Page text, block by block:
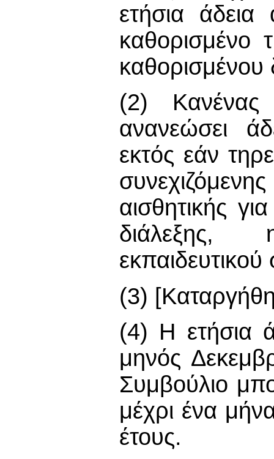
ετήσια
καθορισμένο
καθορισμένου
(2) Κανένας
ανανεώσει
εκτός εάν
αισθητικής
διάλεξης,
εκπαιδευτικού
(3)
(4) Η ετήσια
μηνός
Συμβούλιο
μέχρι ένα
έτους.